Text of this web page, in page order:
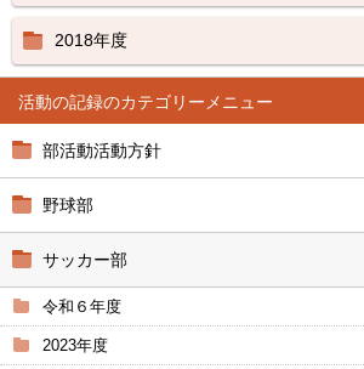
活動の記録
部活動活動方針
野球部
サッカー部
令和６年度
2023年度
2018年度